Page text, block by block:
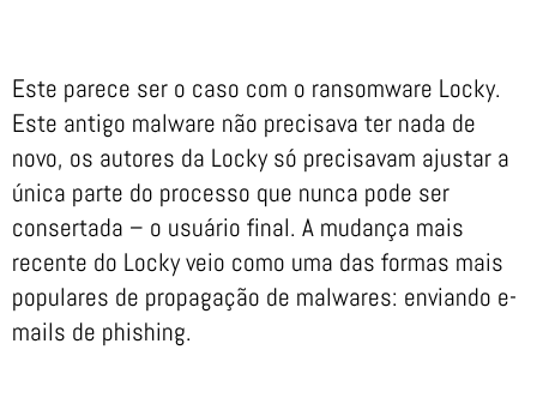
Este parece ser o caso com o ransomware Locky.
Este antigo malware não precisava ter nada de
novo, os autores da Locky só precisavam ajustar a
única parte do processo que nunca pode ser
consertada – o usuário final. A mudança mais
recente do Locky veio como uma das formas mais
populares de propagação de malwares: enviando e-
mails de phishing.